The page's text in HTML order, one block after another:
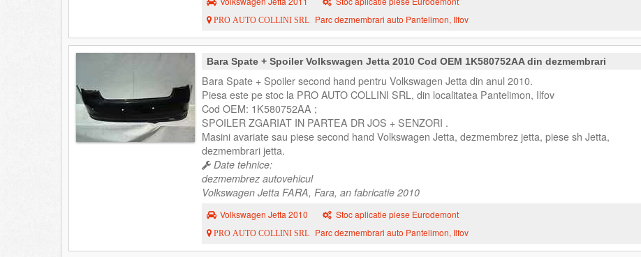
PRO AUTO COLLINI SRL Parc dezmembrari auto Pantelimon, Ilfov
Bara Spate + Spoiler Volkswagen Jetta 2010 Cod OEM 1K580752AA din dezmembrari
Bara Spate + Spoiler second hand pentru Volkswagen Jetta din anul 2010.
Piesa este pe stoc la PRO AUTO COLLINI SRL, din localitatea Pantelimon, Ilfov
Cod OEM: 1K580752AA ;
SPOILER ZGARIAT IN PARTEA DR JOS + SENZORI .
Masini avariate sau piese second hand Volkswagen Jetta, dezmembrez jetta, piese sh Jetta,
dezmembrari jetta.
Date tehnice:
dezmembrez autovehicul
Volkswagen Jetta FARA, Fara, an fabricatie 2010
Volkswagen Jetta 2010 Stoc aplicatie piese Eurodemont
PRO AUTO COLLINI SRL Parc dezmembrari auto Pantelimon, Ilfov